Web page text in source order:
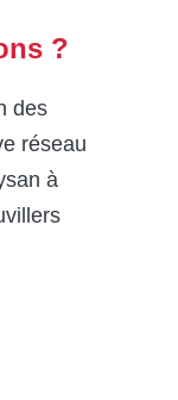
?
des
réseau
à